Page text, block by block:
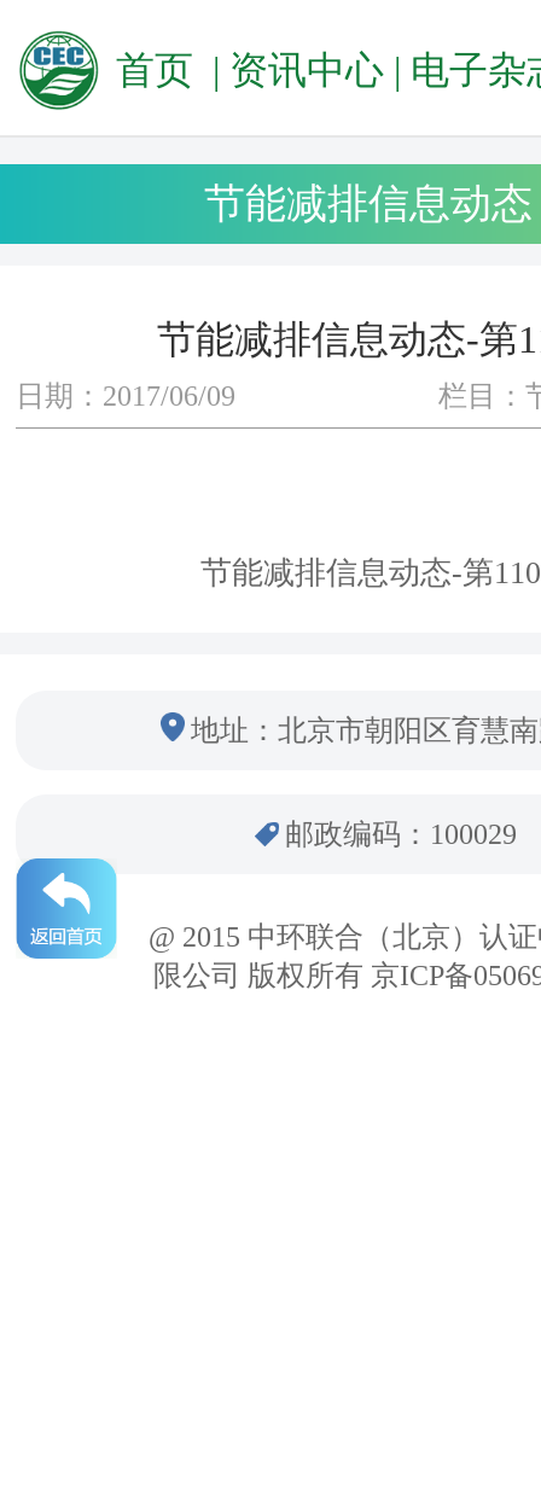
首页 | 资讯中心 | 电子杂
节能减排信息动态
节能减排信息动态-第
日期：2017/06/09 栏目：
节能减排信息动态-第
地址：北京市朝阳区育慧
邮政编码：100029
@ 2015 中环联合（北京）认
限公司 版权所有 京ICP备